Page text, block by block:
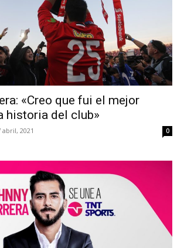
«Creo que fui el mejor
historia del club»
abril, 2021 0